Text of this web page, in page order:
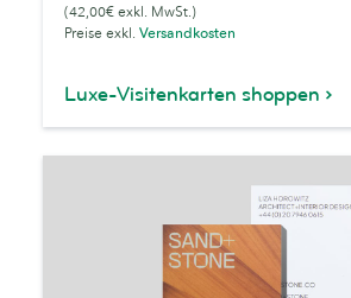
(42,00€ exkl. MwSt.)
Preise exkl. Versandkosten
Luxe-Visitenkarten shoppen